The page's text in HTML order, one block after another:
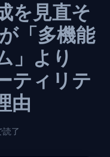
を見直そ
「多機能
」より
ティリテ
由
読了